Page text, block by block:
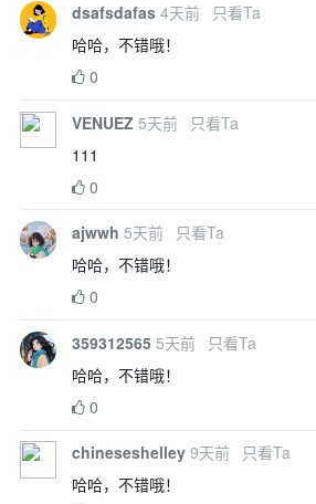
dsafsdafas 4天前 只看Ta
哈哈，不错哦！
0
VENUEZ 5天前 只看Ta
111
0
ajwwh 5天前 只看Ta
哈哈，不错哦！
0
359312565 5天前 只看Ta
哈哈，不错哦！
0
chineseshelley 9天前 只看Ta
哈哈，不错哦！